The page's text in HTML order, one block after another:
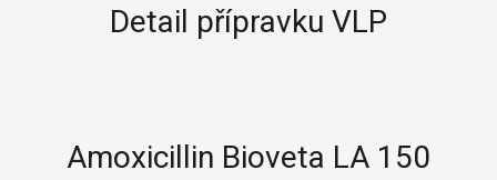
Detail přípravku VLP
Amoxicillin Bioveta LA 150